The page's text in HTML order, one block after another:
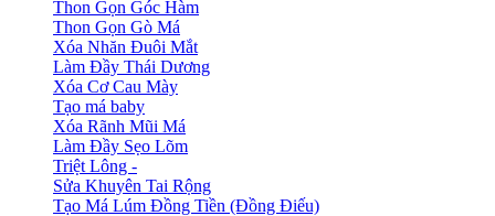
Thon Gọn Góc Hàm
Thon Gọn Gò Má
Xóa Nhăn Đuôi Mắt
Làm Đầy Thái Dương
Xóa Cơ Cau Mày
Tạo má baby
Xóa Rãnh Mũi Má
Làm Đầy Sẹo Lõm
Triệt Lông -
Sửa Khuyên Tai Rộng
Tạo Má Lúm Đồng Tiền (Đồng Điếu)